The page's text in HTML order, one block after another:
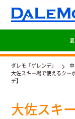
ダレモ「ゲレンデ」
大佐スキー場で使えるクー
デ】
大佐スキ